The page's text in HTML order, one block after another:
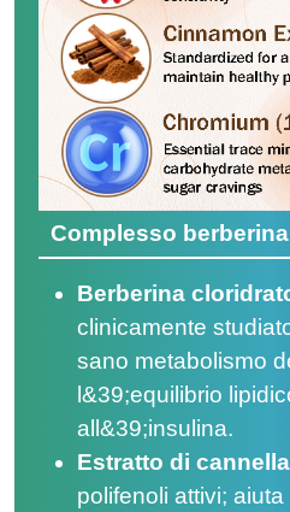
Complesso berberina
Berberina
clinicamente
sano metabolismo
l&39;equilibrio
all&39;insulina.
Estratto di cannella
polifenoli attivi;